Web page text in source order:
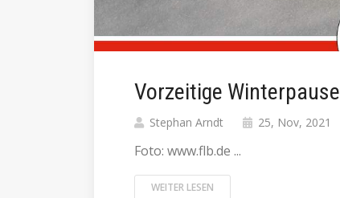
Vorzeitige Winterpause
Stephan Arndt 25, Nov, 2021
Foto: www.flb.de ...
WEITER LESEN